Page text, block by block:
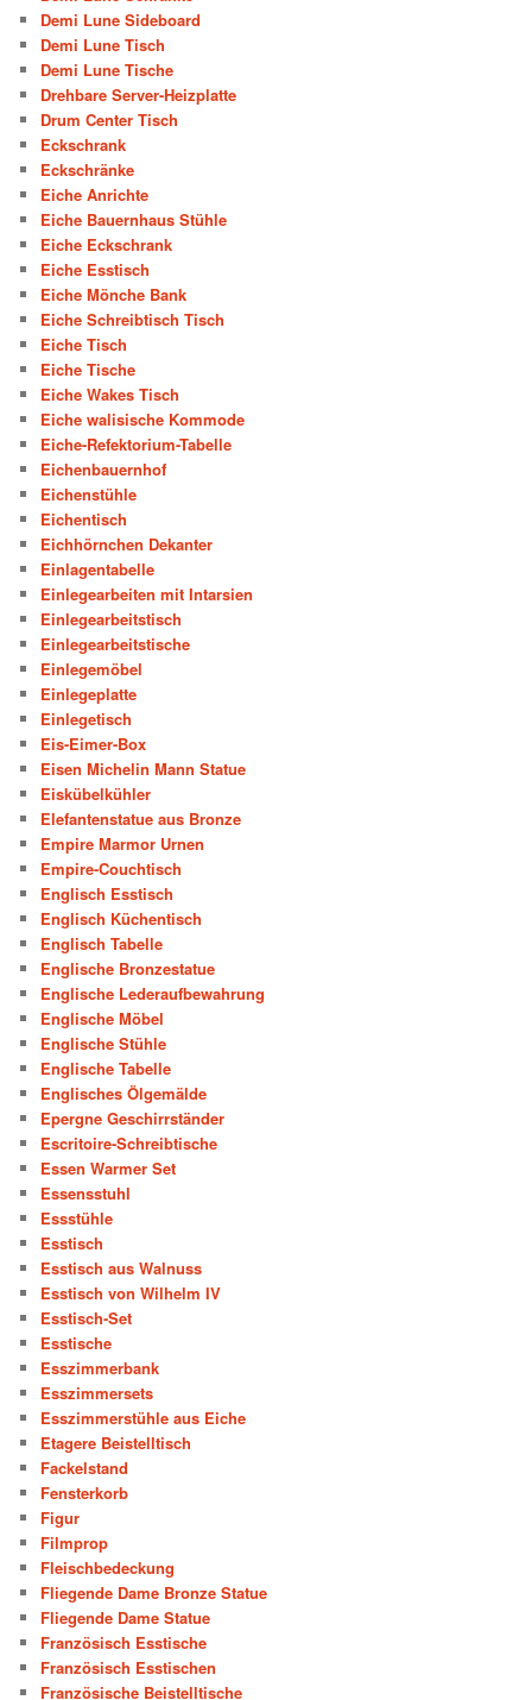
Demi Lune Sideboard
Demi Lune Tisch
Demi Lune Tische
Drehbare Server-Heizplatte
Drum Center Tisch
Eckschrank
Eckschränke
Eiche Anrichte
Eiche Bauernhaus Stühle
Eiche Eckschrank
Eiche Esstisch
Eiche Mönche Bank
Eiche Schreibtisch Tisch
Eiche Tisch
Eiche Tische
Eiche Wakes Tisch
Eiche walisische Kommode
Eiche-Refektorium-Tabelle
Eichenbauernhof
Eichenstühle
Eichentisch
Eichhörnchen Dekanter
Einlagentabelle
Einlegearbeiten mit Intarsien
Einlegearbeitstisch
Einlegearbeitstische
Einlegemöbel
Einlegeplatte
Einlegetisch
Eis-Eimer-Box
Eisen Michelin Mann Statue
Eiskübelkühler
Elefantenstatue aus Bronze
Empire Marmor Urnen
Empire-Couchtisch
Englisch Esstisch
Englisch Küchentisch
Englisch Tabelle
Englische Bronzestatue
Englische Lederaufbewahrung
Englische Möbel
Englische Stühle
Englische Tabelle
Englisches Ölgemälde
Epergne Geschirrständer
Escritoire-Schreibtische
Essen Warmer Set
Essensstuhl
Essstühle
Esstisch
Esstisch aus Walnuss
Esstisch von Wilhelm IV
Esstisch-Set
Esstische
Esszimmerbank
Esszimmersets
Esszimmerstühle aus Eiche
Etagere Beistelltisch
Fackelstand
Fensterkorb
Figur
Filmprop
Fleischbedeckung
Fliegende Dame Bronze Statue
Fliegende Dame Statue
Französisch Esstische
Französisch Esstischen
Französische Beistelltische